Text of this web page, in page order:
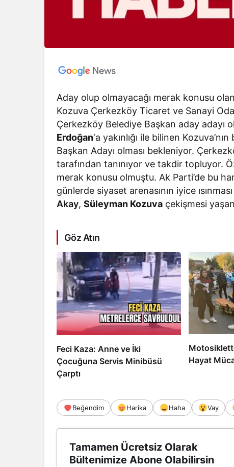
Aday olup olmayacağı merak konusu
Kozuva Çerkezköy Ticaret ve Sanayi
Çerkezköy Belediye Başkan aday adayı
Erdoğan‘a yakınlığı ile bilinen
Başkan Adayı olması bekleniyor.
tarafından tanınıyor ve takdir topluyor.
merak konusu olmuştu. Ak Parti’de bu
günlerde siyaset arenasının iyice
Akay,Süleyman Kozuva çekişmesi
Göz Atın
Feci Kaza: Anne ve İki
Çocuğuna Servis Minibüsü
Çarptı
Hayat
Beğendim Harika Haha Vay
Tamamen Ücretsiz Olarak
Bültenimize Abone Olabilirsin